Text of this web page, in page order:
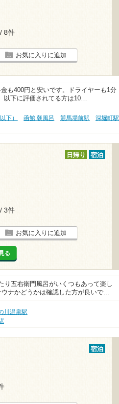
/ 8件
お気に入りに追加
も400円と安いです。ドライヤーも1分
以下に評価されてる方は10…
下） 函館 朝風呂 競馬場前駅
深堀町駅
日帰り 宿泊
/ 3件
お気に入りに追加
る
五右衛門風呂がいくつもあって楽し
ナかどうかは確認した方が良いで…
川温泉駅
宿泊